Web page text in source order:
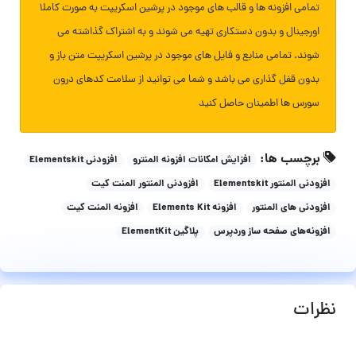
تمامی افزونه ها و قالب های موجود در پرشین اسکریپت به صورت کاملا
اورجینال و بدون دستکاری تهیه می شوند و به اشتراک گذاشته می
شوند. تمامی منابع و فایل های موجود در پرشین اسکریپت متن باز و
بدون قفل گذاری می باشد و شما می توانید از سلامت کدهای درون
سورس ها اطمینان حاصل کنید
برچسب ها: افزایش امکانات افزونه المنترو
افزودنی Elementskit
افزودنی المنتور Elementskit
افزودنی المنتور المنت کیت
افزودنی های المنتور
افزونه Elements Kit
افزونه المنت کیت
افزونه‌های صفحه ساز وردپرس
پلاگین ElementKit
نظرات